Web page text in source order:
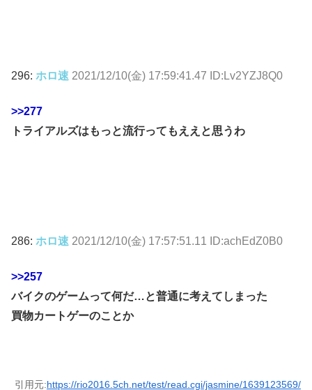
296: ホロ速 2021/12/10(金) 17:59:41.47 ID:Lv2YZJ8Q0
>>277
トライアルズはもっと流行ってもええと思うわ
286: ホロ速 2021/12/10(金) 17:57:51.11 ID:achEdZ0B0
>>257
バイクのゲームって何だ…と普通に考えてしまった
買物カートゲーのことか
引用元:https://rio2016.5ch.net/test/read.cgi/jasmine/1639123569/